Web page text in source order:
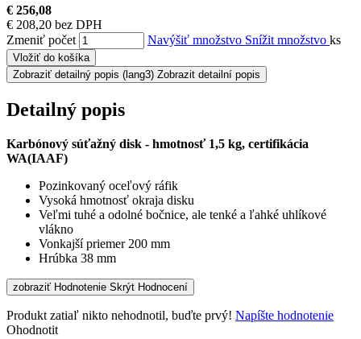
€ 256,08
€ 208,20 bez DPH
Zmeniť počet
Navýšiť množstvo Snížit množstvo ks
Vložiť do košíka
Zobraziť detailný popis (lang3) Zobrazit detailní popis
Detailný popis
Karbónový súťažný disk - hmotnosť 1,5 kg, certifikácia
WA(IAAF)
Pozinkovaný oceľový ráfik
Vysoká hmotnosť okraja disku
Veľmi tuhé a odolné bočnice, ale tenké a ľahké uhlíkové
vlákno
Vonkajší priemer 200 mm
Hrúbka 38 mm
zobraziť Hodnotenie Skrýt Hodnocení
Produkt zatiaľ nikto nehodnotil, buďte prvý! Napíšte hodnotenie
Ohodnotit